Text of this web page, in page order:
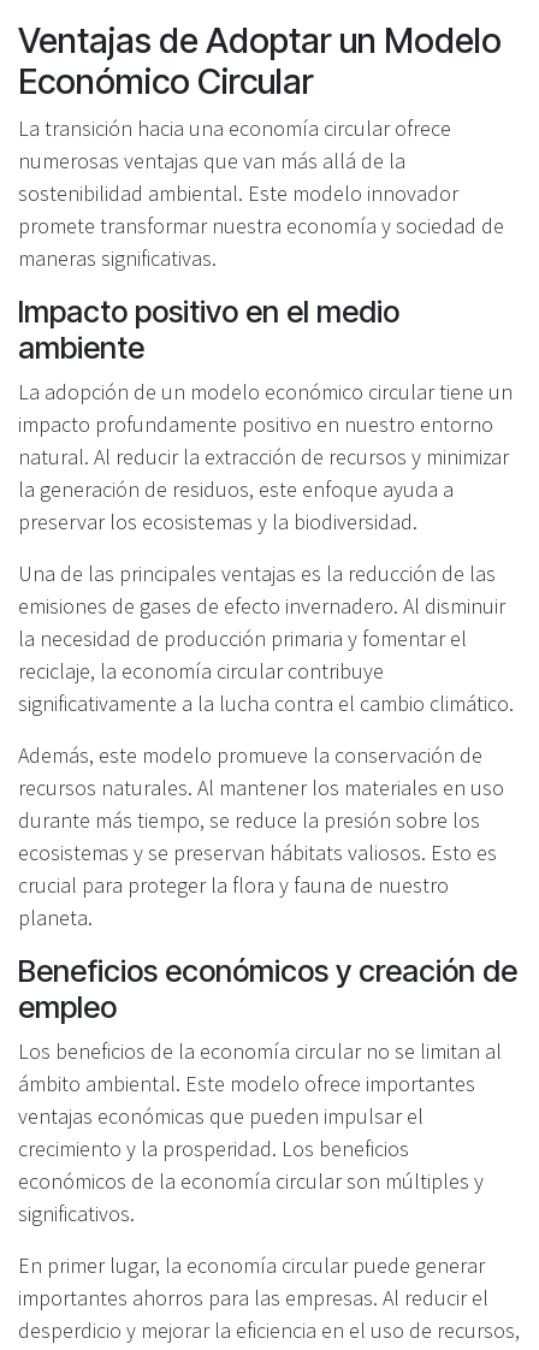
Ventajas de Adoptar un Modelo
Económico Circular
La transición hacia una economía circular ofrece
numerosas ventajas que van más allá de la
sostenibilidad ambiental. Este modelo innovador
promete transformar nuestra economía y sociedad de
maneras significativas.
Impacto positivo en el medio
ambiente
La adopción de un modelo económico circular tiene un
impacto profundamente positivo en nuestro entorno
natural. Al reducir la extracción de recursos y minimizar
la generación de residuos, este enfoque ayuda a
preservar los ecosistemas y la biodiversidad.
Una de las principales ventajas es la reducción de las
emisiones de gases de efecto invernadero. Al disminuir
la necesidad de producción primaria y fomentar el
reciclaje, la economía circular contribuye
significativamente a la lucha contra el cambio climático.
Además, este modelo promueve la conservación de
recursos naturales. Al mantener los materiales en uso
durante más tiempo, se reduce la presión sobre los
ecosistemas y se preservan hábitats valiosos. Esto es
crucial para proteger la flora y fauna de nuestro
planeta.
Beneficios económicos y creación de
empleo
Los beneficios de la economía circular no se limitan al
ámbito ambiental. Este modelo ofrece importantes
ventajas económicas que pueden impulsar el
crecimiento y la prosperidad. Los beneficios
económicos de la economía circular son múltiples y
significativos.
En primer lugar, la economía circular puede generar
importantes ahorros para las empresas. Al reducir el
desperdicio y mejorar la eficiencia en el uso de recursos,